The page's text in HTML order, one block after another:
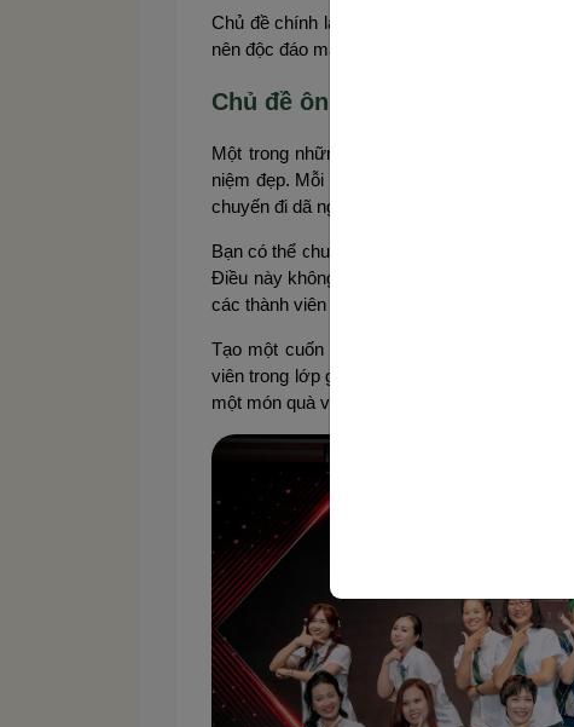
Chủ đề chính là yếu tố tạo nên bản sắc cho
nên độc đáo mà còn tạo cơ hội cho các bạn
Chủ đề ôn lại kỷ niệm, lưu giữ
Một trong những chủ đề phổ biến và ý
niệm đẹp. Mỗi người sẽ có những ký ức
chuyến đi dã ngoại.
Bạn có thể chuẩn bị một slideshow ảnh để
Điều này không chỉ giúp tạo không khí vui
các thành viên trong lớp.
Tạo một cuốn album kỷ niệm cũng là một
viên trong lớp gửi ảnh và ý kiến để lưu giữ
một món quà vô giá cho tất cả mọi người sau